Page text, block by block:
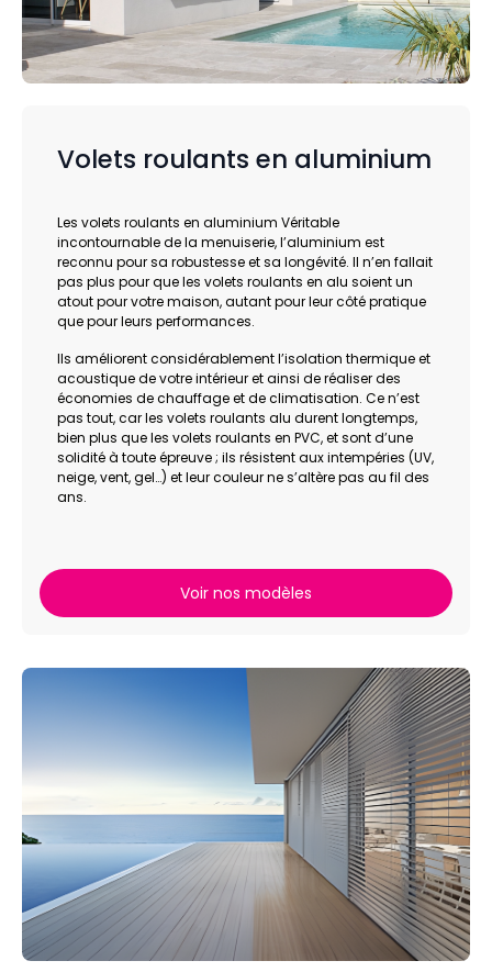
Volets roulants en aluminium
Les volets roulants en aluminium Véritable
incontournable de la menuiserie, l’aluminium est
reconnu pour sa robustesse et sa longévité. Il n’en fallait
pas plus pour que les volets roulants en alu soient un
atout pour votre maison, autant pour leur côté pratique
que pour leurs performances.
Ils améliorent considérablement l’isolation thermique et
acoustique de votre intérieur et ainsi de réaliser des
économies de chauffage et de climatisation. Ce n’est
pas tout, car les volets roulants alu durent longtemps,
bien plus que les volets roulants en PVC, et sont d’une
solidité à toute épreuve ; ils résistent aux intempéries (UV,
neige, vent, gel…) et leur couleur ne s’altère pas au fil des
ans.
Voir nos modèles